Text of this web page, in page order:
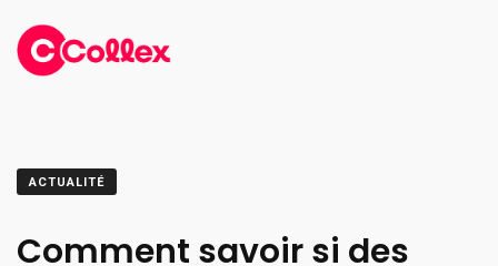
ACTUALITÉ
Comment savoir si des